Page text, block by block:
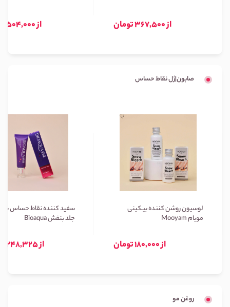
از 367,500 تومان از 504,000 تومان
صابون|ژل نقاط حساس
لوسیون روشن کننده بیکینی
مویام Mooyam
از 180,000 تومان
سفید کننده نقاط حساس
جلد بنفش Bioaqua
از 248,325 تومان
روغن مو